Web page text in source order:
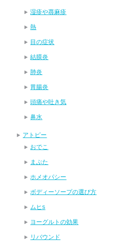
湿疹や蕁麻疹
熱
目の症状
結膜炎
肺炎
胃腸炎
頭痛や吐き気
鼻水
アトピー
おでこ
まぶた
ホメオパシー
ボディーソープの選び方
ムヒs
ヨーグルトの効果
リバウンド